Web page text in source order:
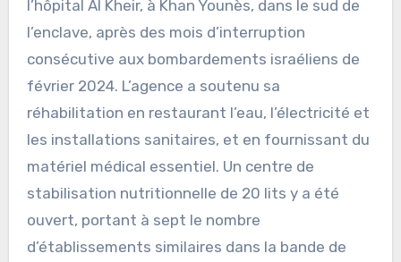
l’hôpital Al Kheir, à Khan Younès, dans le sud de
l’enclave, après des mois d’interruption
consécutive aux bombardements israéliens de
février 2024. L’agence a soutenu sa
réhabilitation en restaurant l’eau, l’électricité et
les installations sanitaires, et en fournissant du
matériel médical essentiel. Un centre de
stabilisation nutritionnelle de 20 lits y a été
ouvert, portant à sept le nombre
d’établissements similaires dans la bande de